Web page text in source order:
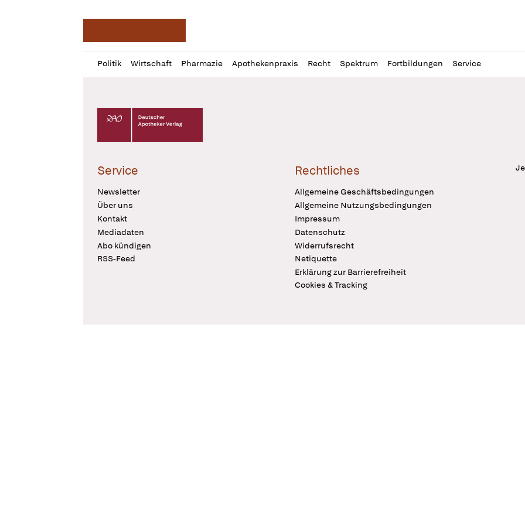
Politik Wirtschaft Pharmazie Apothekenpraxis Recht Spektrum Fortbildungen Service
Profil
öffnen
Daz
Pur
Deutscher Apotheker Verlag Logo
Service
Newsletter
Über uns
Kontakt
Mediadaten
Abo kündigen
RSS-Feed
Rechtliches
Allgemeine Geschäftsbedingungen
Allgemeine Nutzungsbedingungen
Impressum
Datenschutz
Widerrufsrecht
Netiquette
Erklärung zur Barrierefreiheit
Cookies & Tracking